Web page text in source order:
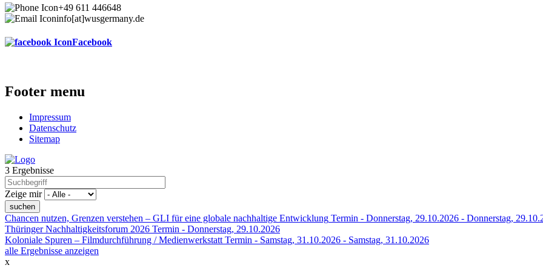
+49 611 446648
info[at]wusgermany.de
Facebook
Footer menu
Impressum
Datenschutz
Sitemap
3 Ergebnisse
Zeige mir
Chancen nutzen, Grenzen verstehen – GLI für eine globale nachhaltige Entwicklung Termin - Donnerstag, 29.10.2026 - Donnerstag,
Thüringer Nachhaltigkeitsforum 2026 Termin - Donnerstag, 29.10.2026
Koloniale Spuren – Filmdurchführung / Medienwerkstatt Termin - Samstag, 31.10.2026 - Samstag, 31.10.2026
alle Ergebnisse anzeigen
x